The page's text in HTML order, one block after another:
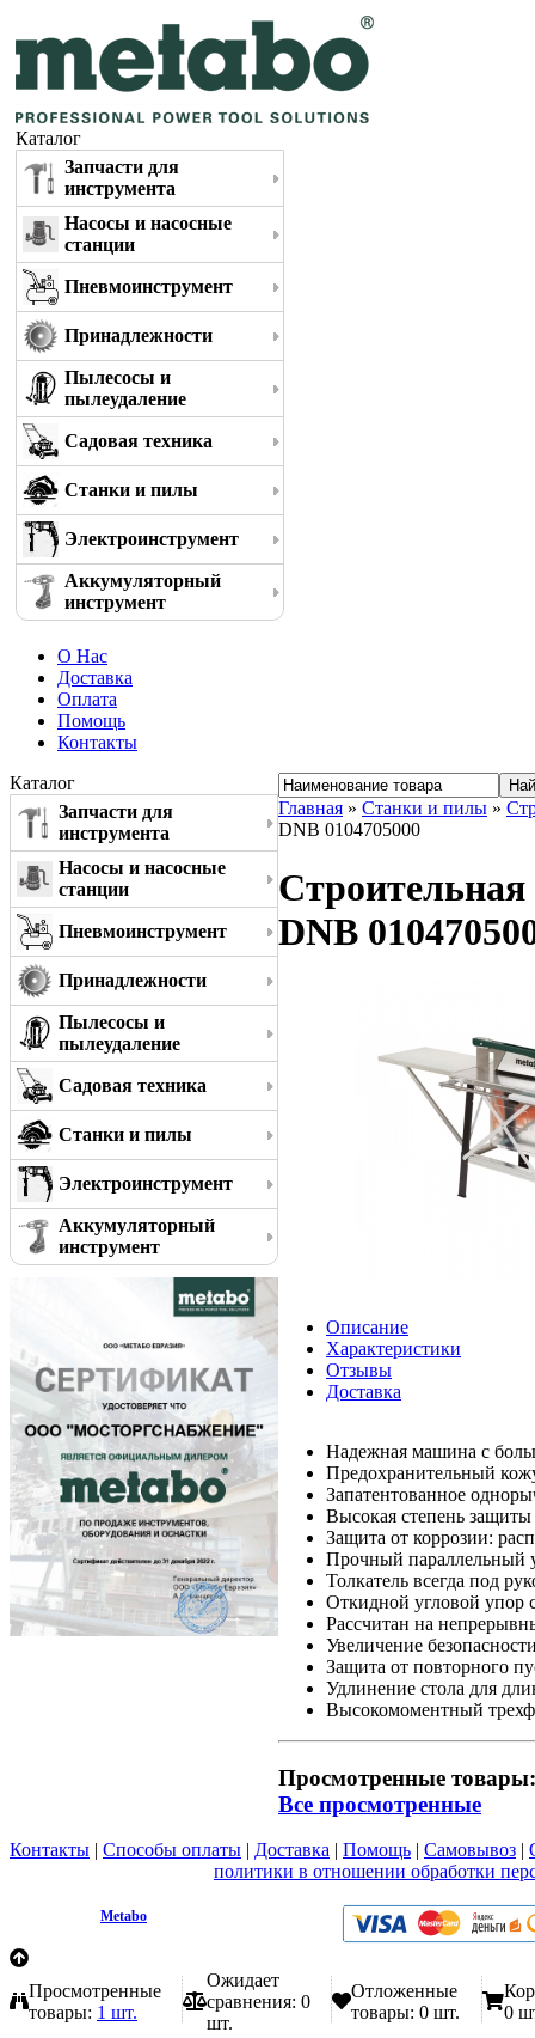
Каталог
Запчасти для
инструмента
Насосы и насосные
станции
Пневмоинструмент
Принадлежности
Пылесосы и
пылеудаление
Садовая техника
Станки и пилы
Электроинструмент
Аккумуляторный
инструмент
О Нас
Доставка
Оплата
Помощь
Контакты
Каталог
Запчасти для
инструмента
Насосы и насосные
станции
Пневмоинструмент
Принадлежности
Пылесосы и
пылеудаление
Садовая техника
Станки и пилы
Электроинструмент
Аккумуляторный
инструмент
Главная » Станки и пилы »
DNB 0104705000
DNB
Описание
Характеристики
Отзывы
Доставка
Надежная машина с
Предохранительный
Запатентованное
Высокая степень
Защита от коррозии:
Прочный параллельный
Толкатель всегда под
Откидной угловой упор
Рассчитан на
Увеличение
Защита от повторного
Удлинение стола для
Высокомоментный
Просмотренные товары:
Все просмотренные
Контакты | Способы оплаты | Доставка | Помощь | Самовывоз |
политики в отношении обработки
Metabo
Просмотренные
товары: 1 шт.
Ожидает
сравнения: 0
шт.
Отложенные
товары: 0 шт.
0